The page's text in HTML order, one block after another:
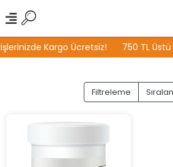
Kargo Ücretsiz! 750 TL
Filtreleme